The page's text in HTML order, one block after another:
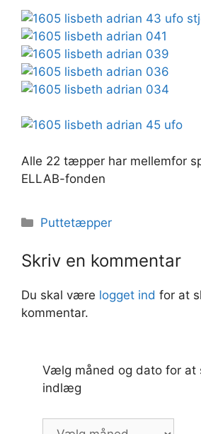
Alle 22 tæpper har mellemfor
ELLAB-fonden
Kategorier
Puttetæpper
Skriv en kommentar
Du skal være logget ind for at
kommentar.
Vælg måned og dato for at
indlæg
Vælg